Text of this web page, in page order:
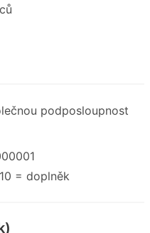
podposloupnost
= doplněk